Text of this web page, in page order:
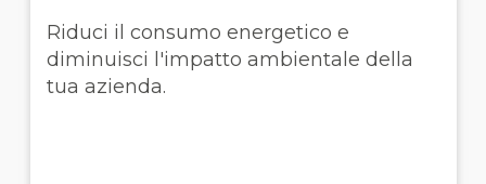
Riduci il consumo energetico e
diminuisci l'impatto ambientale della
tua azienda.